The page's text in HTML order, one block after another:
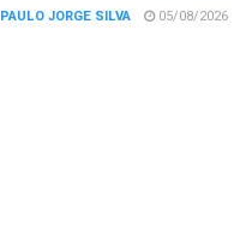
PAULO JORGE SILVA 05/08/2026